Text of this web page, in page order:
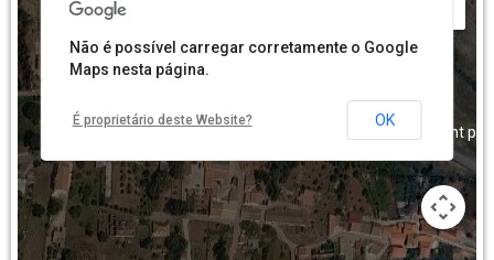
For development purposes only For development
Não é possível carregar corretamente o Google
Maps nesta página.
É proprietário deste Website? OK